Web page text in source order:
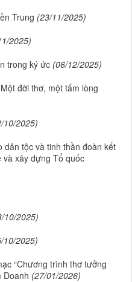
Trung (23/11/2025)
2025)
trong ký ức (06/12/2025)
đời thơ, một tấm lòng
10/2025)
dân tộc và tinh thần đoàn kết
và xây dựng Tổ quốc
10/2025)
10/2025)
“Chương trình thơ tưởng
Doanh (27/01/2026)